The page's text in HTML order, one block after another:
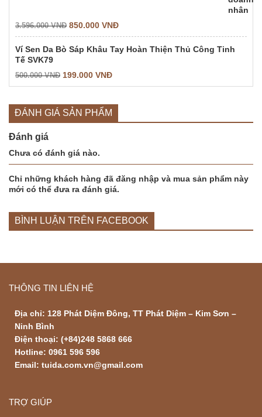
3.596.000VNĐ 850.000 VNĐ
Ví Sen Da Bò Sáp Khâu Tay Hoàn Thiện Thủ Công Tinh
Tế SVK79
500.000VNĐ 199.000 VNĐ
ĐÁNH GIÁ SẢN PHẨM
Đánh giá
Chưa có đánh giá nào.
Chỉ những khách hàng đã đăng nhập và mua sản phẩm này
mới có thể đưa ra đánh giá.
BÌNH LUẬN TRÊN FACEBOOK
THÔNG TIN LIÊN HỆ
Địa chỉ: 128 Phát Diệm Đông, TT Phát Diệm – Kim Sơn –
Ninh Bình
Điện thoại: (+84)248 5868 666
Hotline: 0961 596 596
Email: tuida.com.vn@gmail.com
TRỢ GIÚP